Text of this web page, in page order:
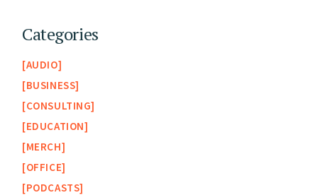
Categories
AUDIO
BUSINESS
CONSULTING
EDUCATION
MERCH
OFFICE
PODCASTS